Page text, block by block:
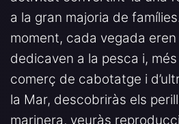
a la gran majoria de
moment, cada vegada
dedicaven a la pesca i,
comerç de cabotatge i
la Mar, descobriràs els
marinera, veuràs